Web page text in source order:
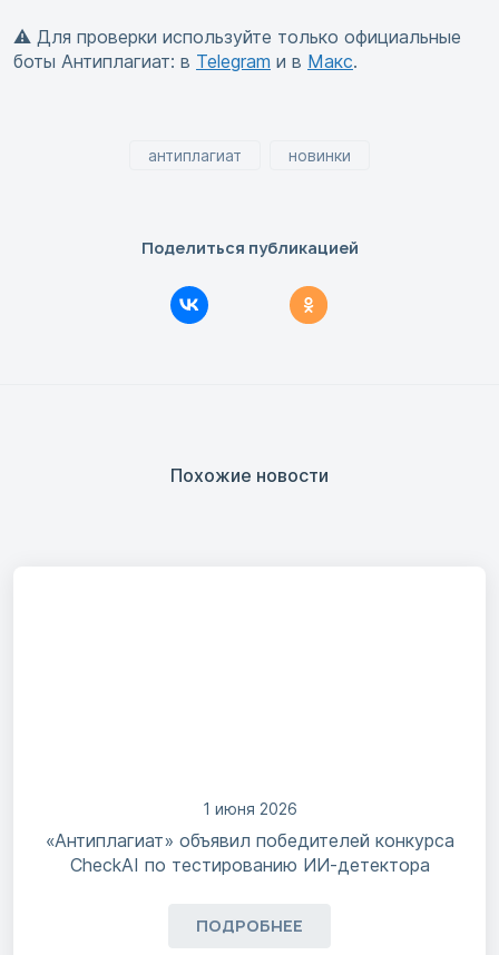
⚠️ Для проверки используйте только официальные
боты Антиплагиат: в Telegram и в Макс.
антиплагиат новинки
Поделиться публикацией
Похожие новости
1 июня 2026
«Антиплагиат» объявил победителей конкурса
CheckAI по тестированию ИИ-детектора
ПОДРОБНЕЕ